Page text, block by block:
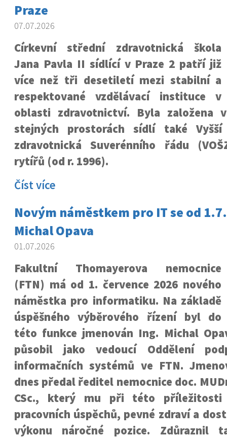
Praze
07.07.2026
Církevní střední zdravotnická škola
Jana Pavla II sídlící v Praze 2 patří již
více než tři desetiletí mezi stabilní a
respektované vzdělávací instituce v
oblasti zdravotnictví. Byla založena
stejných prostorách sídlí také Vyšší
zdravotnická Suverénního řádu
rytířů (od r. 1996).
Číst více
Novým náměstkem pro IT se od
Michal Opava
01.07.2026
Fakultní Thomayerova nemocnice
(FTN) má od 1. července 2026 nového
náměstka pro informatiku. Na základě
úspěšného výběrového řízení byl do
této funkce jmenován Ing. Michal
působil jako vedoucí Oddělení
informačních systémů ve FTN.
dnes předal ředitel nemocnice doc.
CSc., který mu při této příležitosti
pracovních úspěchů, pevné zdraví a
výkonu náročné pozice.
Zdůraznil